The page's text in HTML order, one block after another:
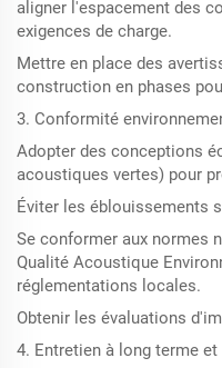
aligner l'espacement des
exigences de charge.
Mettre en place des
construction en phases
3. Conformité
Adopter des conceptions
acoustiques vertes) pour
Éviter les éblouissements
Se conformer aux normes
Qualité Acoustique
réglementations locales.
Obtenir les évaluations
4. Entretien à long terme